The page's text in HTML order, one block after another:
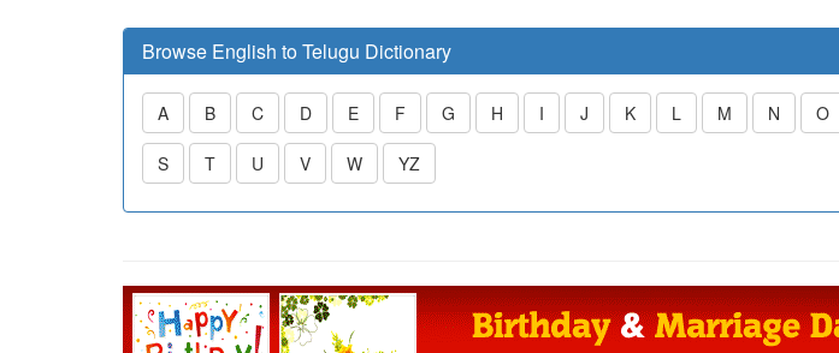
Browse English to Telugu Dictionary
A B C D E F G H I J K L M N O
S T U V W YZ